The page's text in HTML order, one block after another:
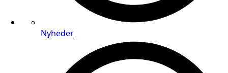
Nyheder